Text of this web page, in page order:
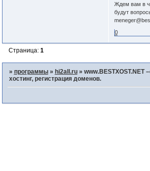
Ждем вам в
будут
0
Страница: 1
» программы » hi2all.ru »
хостинг, регистрация доменов.